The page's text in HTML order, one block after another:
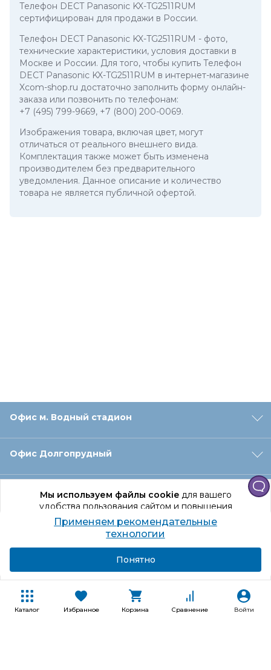
Каталог Избранное Корзина Сравнение Войти
Мы используем файлы cookieдля вашего
удобства пользования сайтом и повышения
качества рекомендаций.
Продолжая использование сайта, вы даете
согласие на обработку персональных данных
Телефон DECT Panasonic KX-TG2511RUM
сертифицирован для продажи в России.
Телефон DECT Panasonic KX-TG2511RUM - фото,
технические характеристики, условия доставки в
Москве и России. Для того, чтобы купить Телефон
DECT Panasonic KX-TG2511RUM в интернет-магазине
Xcom-shop.ru достаточно заполнить форму онлайн-
заказа или позвонить по телефонам:
+7 (495) 799-9669, +7 (800) 200-0069.
Изображения товара, включая цвет, могут
отличаться от реального внешнего вида.
Комплектация также может быть изменена
производителем без предварительного
уведомления. Данное описание и количество
товара не является публичной офертой.
Офис м. Водный стадион
Офис Долгопрудный
Офис Санкт‑Петербург
Оформление заказа
Покупателям
Применяем рекомендательные
технологии
Понятно